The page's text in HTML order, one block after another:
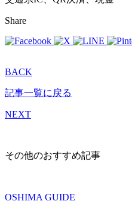
Share
BACK
記事一覧に戻る
NEXT
その他のおすすめ記事
OSHIMA GUIDE